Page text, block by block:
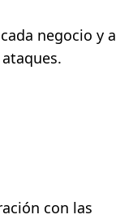
negocio y a
con las